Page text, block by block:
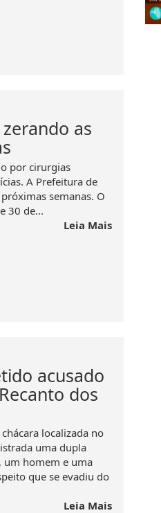
as
por cirurgias
A Prefeitura de
semanas. O
30 de...
Leia Mais
acusado
dos
localizada no
uma dupla
um homem e uma
que se evadiu do
Leia Mais